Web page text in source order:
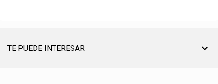
TE PUEDE INTERESAR